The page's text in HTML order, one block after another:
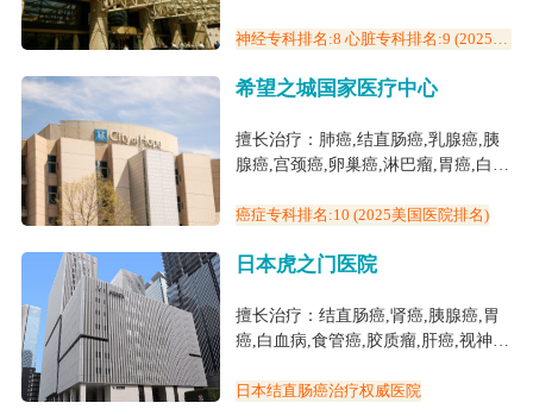
癌,喉癌,舌癌,头颈癌,子宫癌,视神经胶
胞肺癌,胸腺癌,心脏移植,冠心病,二尖
心脏病,先天性心脏病,罕见病
神经专科排名:8 心脏专科排名:9 (2025美
希望之城国家医疗中心
擅长治疗：肺癌,结直肠癌,乳腺癌,胰
腺癌,宫颈癌,卵巢癌,淋巴瘤,胃癌,白血
声带癌,小儿脑瘤,白血病(儿童)
癌症专科排名:10 (2025美国医院排名)
日本虎之门医院
擅长治疗：结直肠癌,肾癌,胰腺癌,胃
癌,白血病,食管癌,胶质瘤,肝癌,视神经
病,糖尿病
日本结直肠癌治疗权威医院